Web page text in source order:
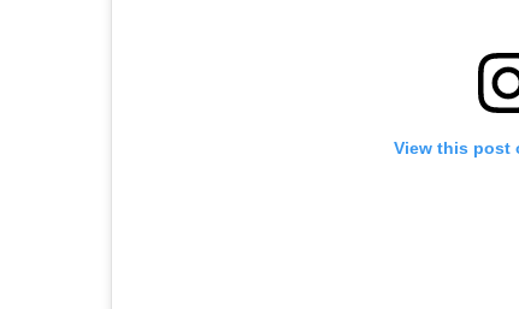
View this post